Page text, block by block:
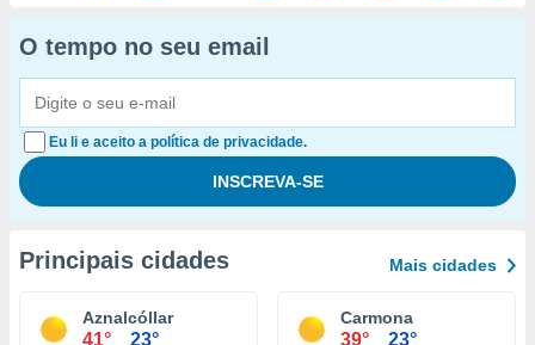
O tempo no seu email
Eu li e aceito a política de privacidade.
Principais cidades Mais cidades
Aznalcóllar
41° 23°
Carmona
39° 23°